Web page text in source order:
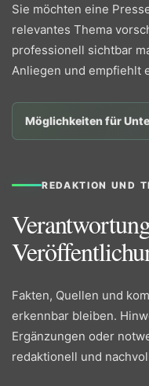
Sie möchten eine
relevantes Thema
professionell sichtbar
Anliegen und empfiehlt
Möglichkeiten für
REDAKTION UND
Fakten, Quellen und
erkennbar bleiben.
Ergänzungen oder
redaktionell und